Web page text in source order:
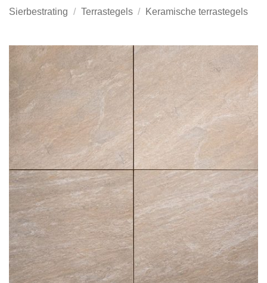
Sierbestrating / Terrastegels / Keramische terrastegels